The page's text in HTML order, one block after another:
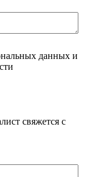
данных и
свяжется с